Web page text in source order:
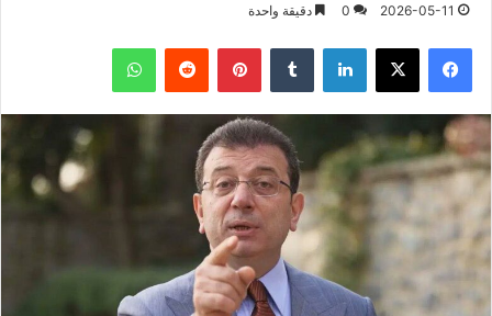
2026-05-11
0 دقيقة واحدة
فيسبوك X لينكدإن بينتيريست واتساب